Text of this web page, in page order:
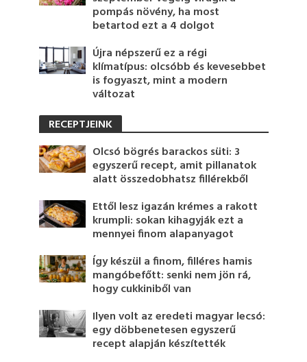
pompás növény, ha most
betartod ezt a 4 dolgot
Újra népszerű ez a régi
klímatípus: olcsóbb és kevesebbet
is fogyaszt, mint a modern
változat
RECEPTJEINK
Olcsó bögrés barackos süti: 3
egyszerű recept, amit pillanatok
alatt összedobhatsz fillérekből
Ettől lesz igazán krémes a rakott
krumpli: sokan kihagyják ezt a
mennyei finom alapanyagot
Így készül a finom, filléres hamis
mangóbefőtt: senki nem jön rá,
hogy cukkiniből van
Ilyen volt az eredeti magyar lecsó:
egy döbbenetesen egyszerű
recept alapján készítették